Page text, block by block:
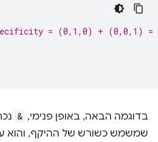
= (0,1,0) + (0,0,1)
בדוגמה הבאה, באופן פנימי, &
שמשמש כשורש של ההיקף, והוא